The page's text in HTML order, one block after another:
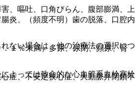
、嘔吐、口角びらん、腹部膨満、上
炎、（頻度不明）歯の脱落、口腔内
１％未満）多尿、尿閉、頻尿、腎
症、不安定狭心症、大動脈弁閉鎖不
ない場合は、他の治療法の選択につ
よっては致命的な心血管系血栓塞栓